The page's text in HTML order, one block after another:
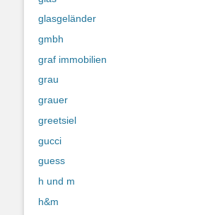
glasgeländer
gmbh
graf immobilien
grau
grauer
greetsiel
gucci
guess
h und m
h&m